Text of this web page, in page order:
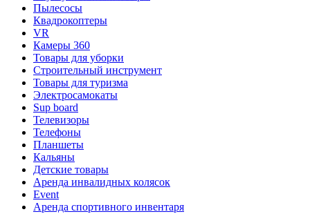
Пылесосы
Квадрокоптеры
VR
Камеры 360
Товары для уборки
Строительный инструмент
Товары для туризма
Электросамокаты
Sup board
Телевизоры
Телефоны
Планшеты
Кальяны
Детские товары
Аренда инвалидных колясок
Event
Аренда спортивного инвентаря